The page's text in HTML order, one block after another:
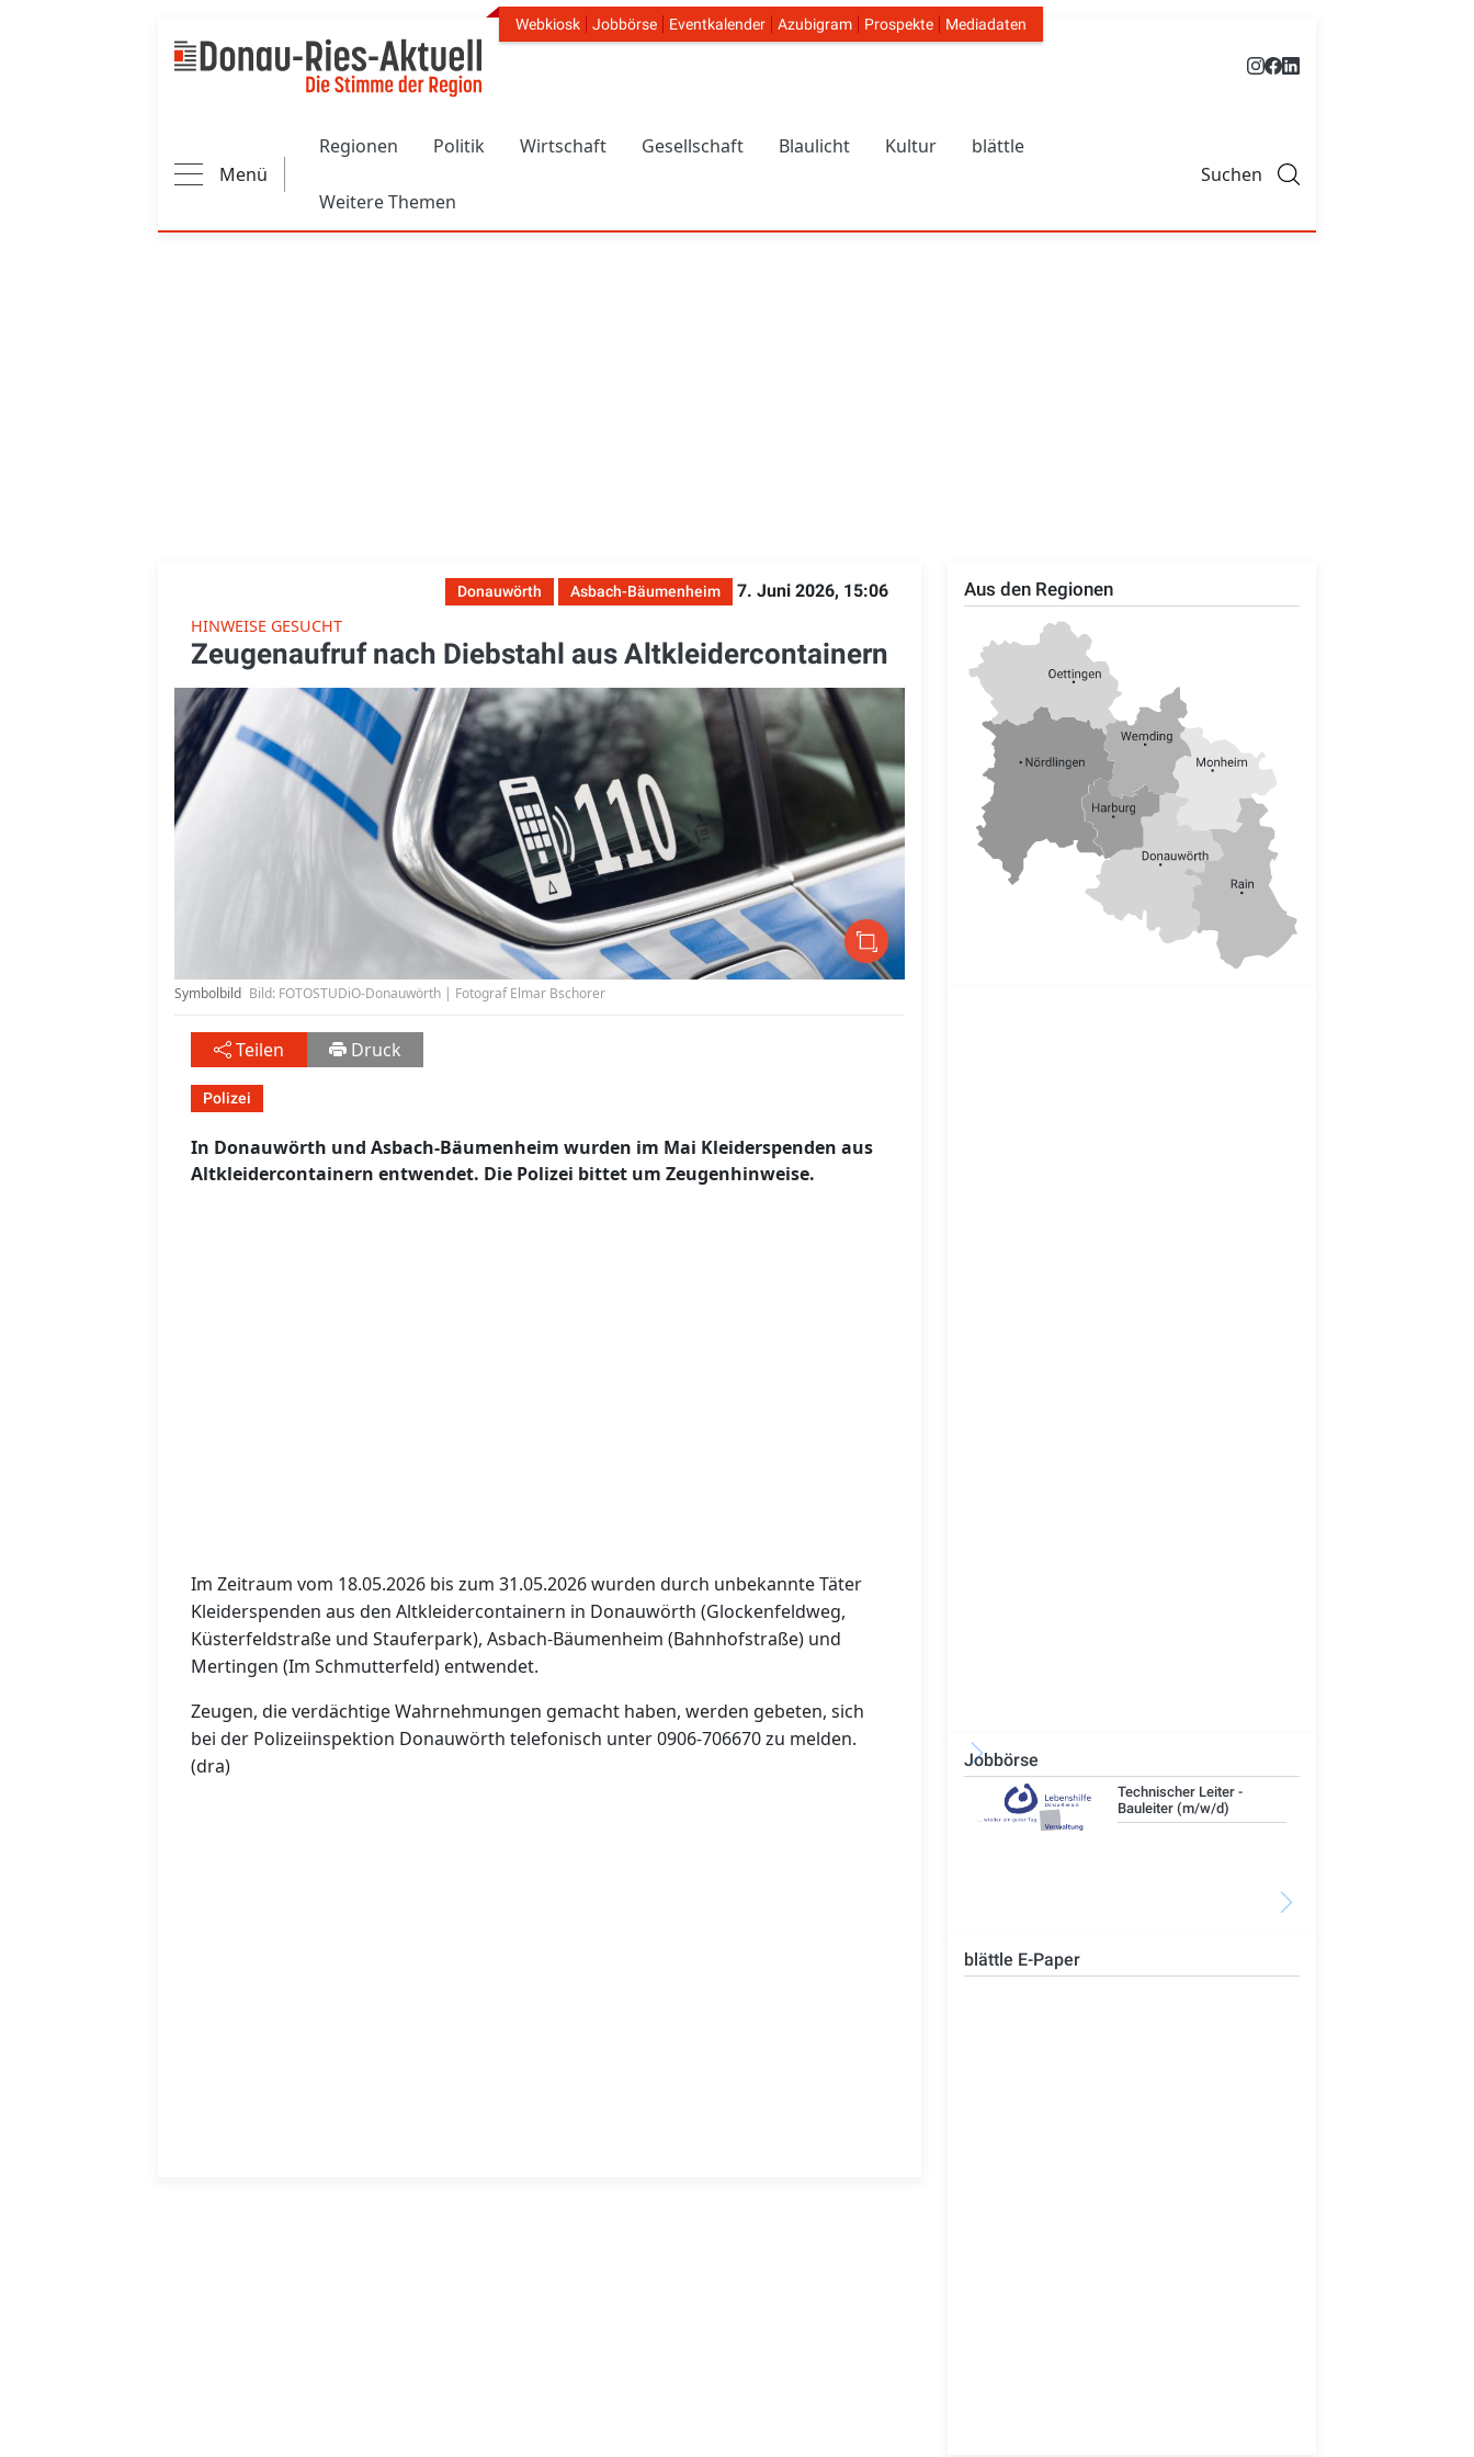
Header Navigation
Webkiosk Jobbörse Eventkalender Azubigram Prospekte Mediadaten
Menü
Regionen Politik Wirtschaft Gesellschaft Blaulicht Kultur blättle
Weitere Themen
Suchen
Donauwörth Asbach-Bäumenheim
7. Juni 2026, 15:06
HINWEISE GESUCHT
Zeugenaufruf nach Diebstahl aus Altkleidercontainern
Symbolbild Bild: FOTOSTUDiO-Donauwörth | Fotograf Elmar Bschorer
Teilen Druck
Polizei
In Donauwörth und Asbach-Bäumenheim wurden im Mai Kleiderspenden aus
Altkleidercontainern entwendet. Die Polizei bittet um Zeugenhinweise.
Im Zeitraum vom 18.05.2026 bis zum 31.05.2026 wurden durch unbekannte Täter
Kleiderspenden aus den Altkleidercontainern in Donauwörth (Glockenfeldweg,
Küsterfeldstraße und Stauferpark), Asbach-Bäumenheim (Bahnhofstraße) und
Mertingen (Im Schmutterfeld) entwendet.
Zeugen, die verdächtige Wahrnehmungen gemacht haben, werden gebeten, sich
bei der Polizeiinspektion Donauwörth telefonisch unter 0906-706670 zu melden.
(dra)
Aus den Regionen
Jobbörse
Technischer Leiter -
Bauleiter (m/w/d)
blättle E-Paper